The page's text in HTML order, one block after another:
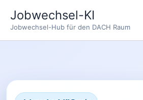
Inhalt
springen
Jobwechsel-KI
Jobwechsel-Hub für den DACH Raum